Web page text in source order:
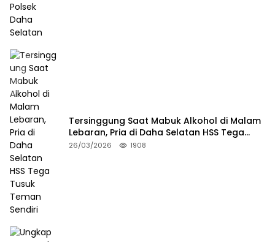
Tersinggung Saat Mabuk Alkohol di Malam
Lebaran, Pria di Daha Selatan HSS Tega
Tusuk Teman Sendiri
26/03/2026 1908